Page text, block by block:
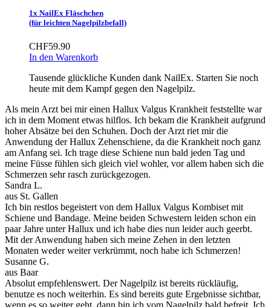
1x NailEx Fläschchen
(für leichten Nagelpilzbefall)
CHF59.90
In den Warenkorb
Tausende glückliche Kunden dank NailEx. Starten Sie noch
heute mit dem Kampf gegen den Nagelpilz.
Als mein Arzt bei mir einen Hallux Valgus Krankheit feststellte war
ich in dem Moment etwas hilflos. Ich bekam die Krankheit aufgrund
hoher Absätze bei den Schuhen. Doch der Arzt riet mir die
Anwendung der Hallux Zehenschiene, da die Krankheit noch ganz
am Anfang sei. Ich trage diese Schiene nun bald jeden Tag und
meine Füsse fühlen sich gleich viel wohler, vor allem haben sich die
Schmerzen sehr rasch zurückgezogen.
Sandra L.
aus St. Gallen
Ich bin restlos begeistert von dem Hallux Valgus Kombiset mit
Schiene und Bandage. Meine beiden Schwestern leiden schon ein
paar Jahre unter Hallux und ich habe dies nun leider auch geerbt.
Mit der Anwendung haben sich meine Zehen in den letzten
Monaten weder weiter verkrümmt, noch habe ich Schmerzen!
Susanne G.
aus Baar
Absolut empfehlenswert. Der Nagelpilz ist bereits rückläufig,
benutze es noch weiterhin. Es sind bereits gute Ergebnisse sichtbar,